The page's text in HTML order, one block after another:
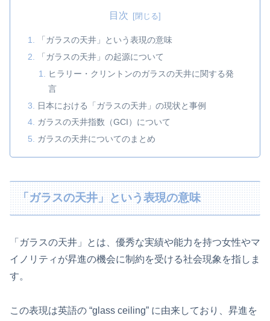
目次
「ガラスの天井」という表現の意味
「ガラスの天井」の起源について
ヒラリー・クリントンのガラスの天井に関する発
言
日本における「ガラスの天井」の現状と事例
ガラスの天井指数（GCI）について
ガラスの天井についてのまとめ
「ガラスの天井」という表現の意味
「ガラスの天井」とは、優秀な実績や能力を持つ女性やマ
イノリティが昇進の機会に制約を受ける社会現象を指しま
す。
この表現は英語の “glass ceiling” に由来しており、昇進を